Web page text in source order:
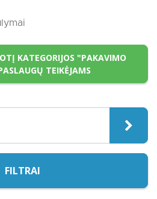
KATEGORIJOS "PAKAVIMO
TEIKĖJAMS
FILTRAI